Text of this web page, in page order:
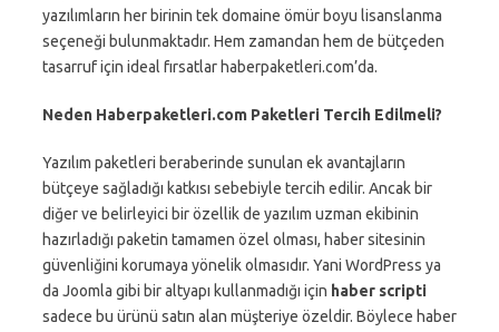
yazılımların her birinin tek domaine ömür boyu lisanslanma
seçeneği bulunmaktadır. Hem zamandan hem de bütçeden
tasarruf için ideal fırsatlar haberpaketleri.com’da.
Neden Haberpaketleri.com Paketleri Tercih Edilmeli?
Yazılım paketleri beraberinde sunulan ek avantajların
bütçeye sağladığı katkısı sebebiyle tercih edilir. Ancak bir
diğer ve belirleyici bir özellik de yazılım uzman ekibinin
hazırladığı paketin tamamen özel olması, haber sitesinin
güvenliğini korumaya yönelik olmasıdır. Yani WordPress ya
da Joomla gibi bir altyapı kullanmadığı için haber scripti
sadece bu ürünü satın alan müşteriye özeldir. Böylece haber